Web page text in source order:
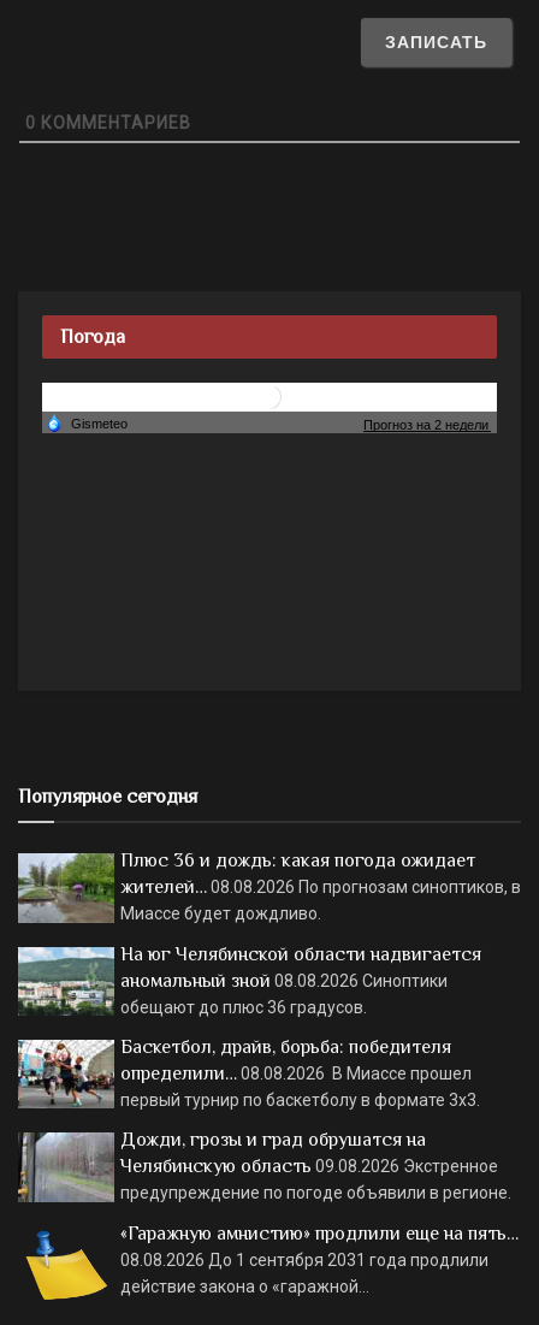
0 КОММЕНТАРИЕВ
Погода
Популярное сегодня
Плюс 36 и дождь: какая погода ожидает
жителей…08.08.2026 По прогнозам синоптиков, в
Миассе будет дождливо.
На юг Челябинской области надвигается
аномальный зной 08.08.2026 Синоптики
обещают до плюс 36 градусов.
Баскетбол, драйв, борьба: победителя
определили…08.08.2026 В Миассе прошел
первый турнир по баскетболу в формате 3х3.
Дожди, грозы и град обрушатся на
Челябинскую область 09.08.2026 Экстренное
предупреждение по погоде объявили в регионе.
«Гаражную амнистию» продлили еще на пять…
08.08.2026 До 1 сентября 2031 года продлили
действие закона о «гаражной…